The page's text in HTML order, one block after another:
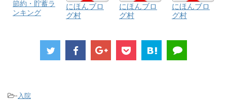
節約・貯蓄ラ
ンキング
にほんブロ
グ村
にほんブロ
グ村
にほんブロ
グ村
-入院